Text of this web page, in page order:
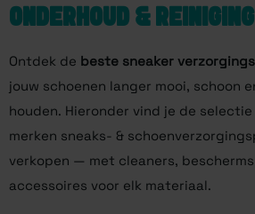
ONDERHOUD &
Ontdek de beste sneaker
jouw schoenen langer mooi, schoon
houden. Hieronder vind je de
merken sneaks- &
verkopen — met cleaners,
accessoires voor elk materiaal.